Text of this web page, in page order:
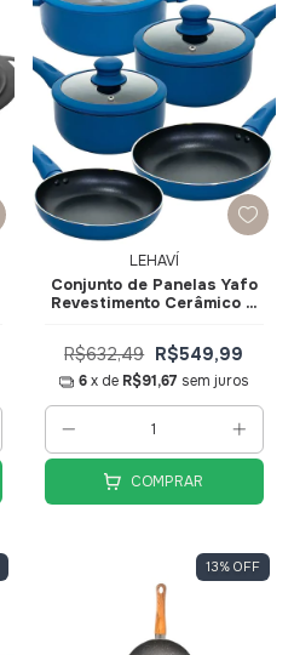
LEHAVÍ
Conjunto de Panelas Yafo
Revestimento Cerâmico 5
R$632,49 R$549,99
6 x de R$91,67 sem juros
COMPRAR
13% OFF